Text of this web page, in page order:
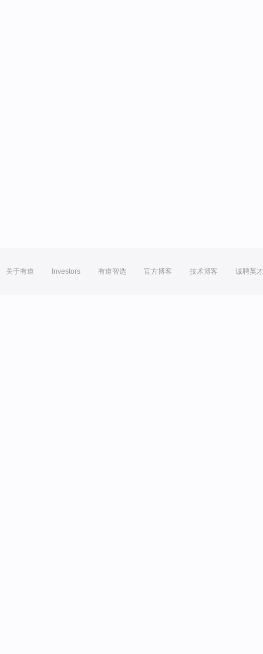
关于有道 Investors 有道智选 官方博客 技术博客 诚聘英才